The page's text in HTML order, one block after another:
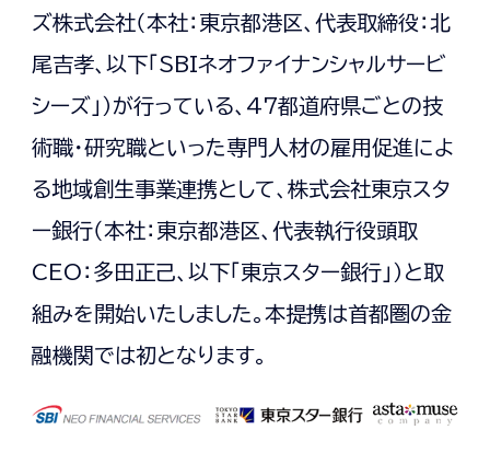
ズ株式会社（本社：東京都港区、代表取締役：北
尾吉孝、以下「SBIネオファイナンシャルサービ
シーズ」）が行っている、47都道府県ごとの技
術職・研究職といった専門人材の雇用促進によ
る地域創生事業連携として、株式会社東京スタ
ー銀行（本社：東京都港区、代表執行役頭取
CEO：多田正己、以下「東京スター銀行」）と取
組みを開始いたしました。本提携は首都圏の金
融機関では初となります。